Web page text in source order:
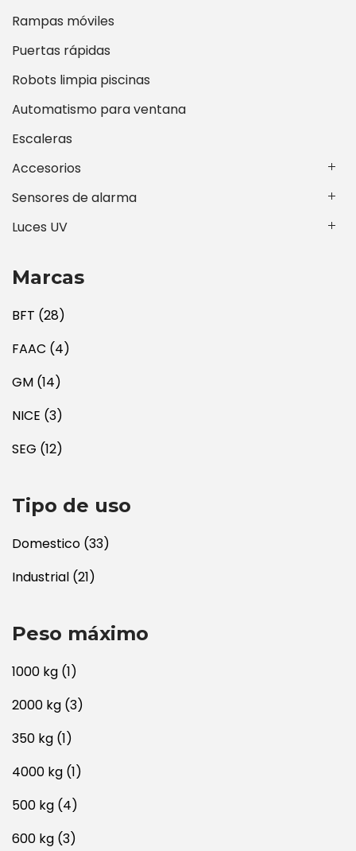
Rampas móviles
Puertas rápidas
Robots limpia piscinas
Automatismo para ventana
Escaleras
Accesorios
Sensores de alarma
Luces UV
Marcas
BFT (28)
FAAC (4)
GM (14)
NICE (3)
SEG (12)
Tipo de uso
Domestico (33)
Industrial (21)
Peso máximo
1000 kg (1)
2000 kg (3)
350 kg (1)
4000 kg (1)
500 kg (4)
600 kg (3)